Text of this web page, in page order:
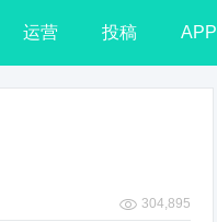
运营 投稿 APP
304,895